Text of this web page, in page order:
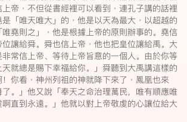
帝﹐不但從書經裡可以看到﹐連孔子講的話裡
「唯天唯大」的﹐他是以天為最大﹐以超越的
堯則之」﹐他是根據上帝的原則辦事的。堯信
讓給舜。舜也信上帝﹐他也把皇位讓給禹。大
常信上帝、等待上帝旨意的一個人。由於你等
就總是賜下幸福給你。」舜聽到大禹講這樣的
你看﹐神州列祖的神就降下來了﹐鳳凰也來
。」他又說「奉天之命治理萬民，唯有順應唯
直到永遠。」他就以對上帝敬虔的心讓位給大